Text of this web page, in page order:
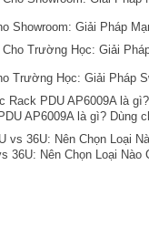
Showroom: Giải Pháp
Trường Học: Giải Pháp
AP6009A là gì? Dùng
36U: Nên Chọn Loại Nào